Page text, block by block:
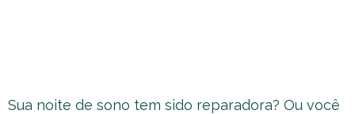
Sua noite de sono tem sido reparadora? Ou você